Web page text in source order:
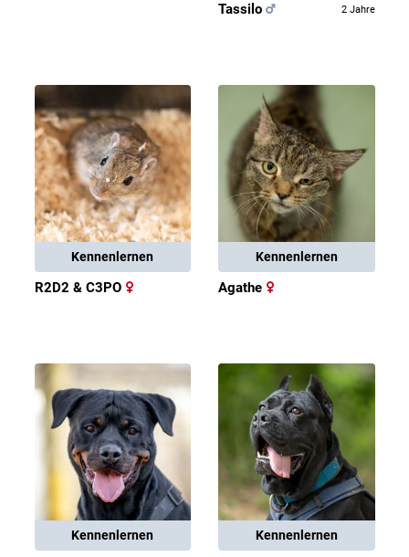
Tassilo 2 Jahre
Kennenlernen
R2D2 & C3PO
Kennenlernen
Agathe
Kennenlernen Kennenlernen